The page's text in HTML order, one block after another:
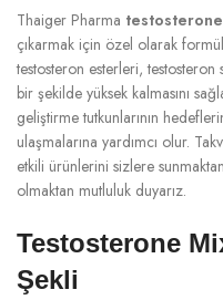
Thaiger Pharma
çıkarmak için özel olarak
testosteron esterleri,
bir şekilde yüksek kalmasını
geliştirme tutkunlarının
ulaşmalarına yardımcı olur.
etkili ürünlerini sizlere
olmaktan mutluluk duyarız.
Testosterone
Şekli